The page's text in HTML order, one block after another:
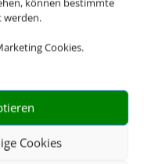
werden.
Cookies.
Cookies
Schmetterling